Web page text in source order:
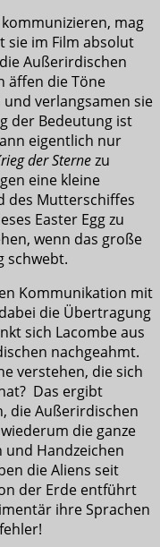
mag
sie im Film absolut
Außerirdischen
äffen die Töne
verlangsamen sie
der Bedeutung ist
eigentlich nur
der Sternezu
eine kleine
des Mutterschiffes
Easter Egg zu
wenn das große
schwebt.
Kommunikation mit
die Übertragung
sich Lacombe aus
nachgeahmt.
verstehen, die sich
Das ergibt
die Außerirdischen
die ganze
Handzeichen
die Aliens seit
der Erde entführt
ihre Sprachen